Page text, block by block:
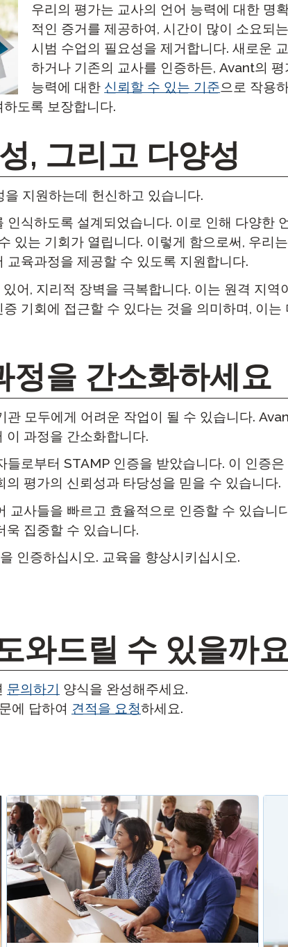
우리의 평가는 교사의 언어 능력에 대한 명
적인 증거를 제공하여, 시간이 많이 소요되
시범 수업의 필요성을 제거합니다. 새로운
하거나 기존의 교사를 인증하든, Avant의
능력에 대한 신뢰할 수 있는 기준으로 작용
도록 보장합니다.
, 그리고 다양성
지원하는데 헌신하고 있습니다.
식하도록 설계되었습니다. 이로 인해 다양한
있는 기회가 열립니다. 이렇게 함으로써, 우리
육과정을 제공할 수 있도록 지원합니다.
있어, 지리적 장벽을 극복합니다. 이는 원격 지역
기회에 접근할 수 있다는 것을 의미하며, 이는
정을 간소화하세요
모두에게 어려운 작업이 될 수 있습니다.
이 과정을 간소화합니다.
로부터 STAMP 인증을 받았습니다. 이 인증
평가의 신뢰성과 타당성을 믿을 수 있습니다.
교사들을 빠르고 효율적으로 인증할 수 있습니
집중할 수 있습니다.
인증하십시오. 교육을 향상시키십시오.
와드릴 수 있을까
문의하기 양식을 완성해주세요.
에 답하여 견적을 요청하세요.